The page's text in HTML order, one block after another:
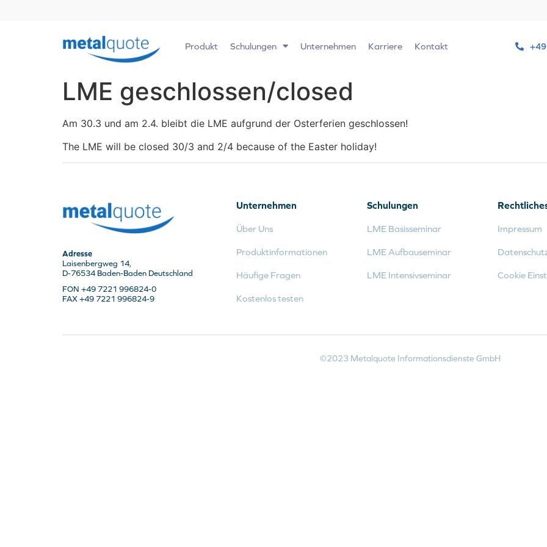
Produkt Schulungen Unternehmen Karriere Kontakt
LME geschlossen/closed
Am 30.3 und am 2.4. bleibt die LME aufgrund der Osterferien geschlossen!
The LME will be closed 30/3 and 2/4 because of the Easter holiday!
Adresse
Laisenbergweg 14,
D-76534 Baden-Baden Deutschland
FON +49 7221 996824-0
FAX +49 7221 996824-9
Unternehmen
Über Uns
Produktinformationen
Häufige Fragen
Kostenlos testen
Schulungen
LME Basisseminar
LME Aufbauseminar
LME Intensivseminar
Impressum
Cookie
©2023 Metalquote Informationsdienste GmbH